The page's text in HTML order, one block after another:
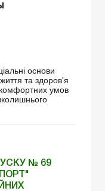
основи
та здоров'я
умов
№ 69